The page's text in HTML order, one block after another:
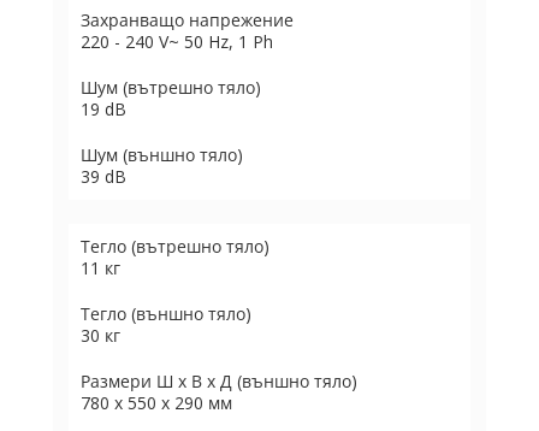
Захранващо напрежение
220 - 240 V~ 50 Hz, 1 Ph
Шум (вътрешно тяло)
19 dB
Шум (външно тяло)
39 dB
Тегло (вътрешно тяло)
11 кг
Тегло (външно тяло)
30 кг
Размери Ш х В х Д (външно тяло)
780 х 550 х 290 мм